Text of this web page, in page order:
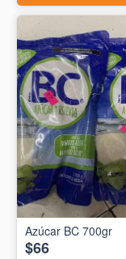
Azúcar BC 700gr
$66